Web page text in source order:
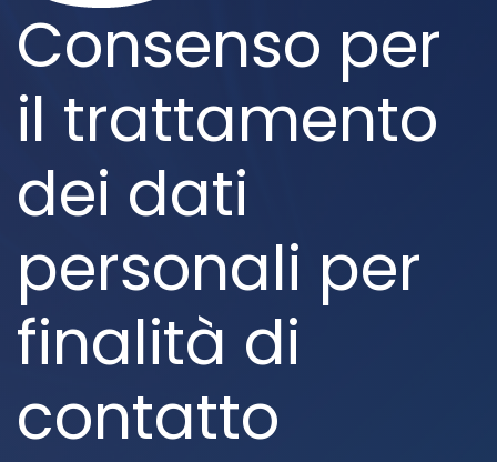
Consenso per
il trattamento
dei dati
personali per
finalità di
contatto